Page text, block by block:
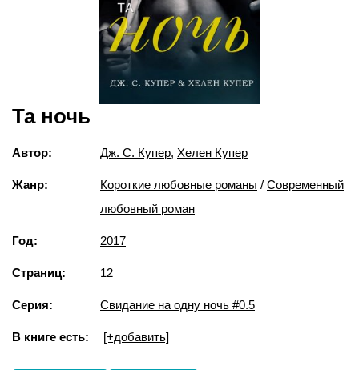
Та ночь
Автор: Дж. С. Купер, Хелен Купер
Жанр: Короткие любовные романы / Современный
любовный роман
Год: 2017
Страниц: 12
Серия: Свидание на одну ночь #0.5
В книге есть: [+добавить]